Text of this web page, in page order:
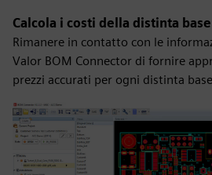
Calcola i costi della distinta
Rimanere in contatto con le
Valor BOM Connector di fornire
prezzi accurati per ogni distinta